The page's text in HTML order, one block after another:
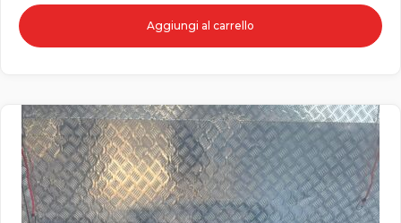
Aggiungi al carrello